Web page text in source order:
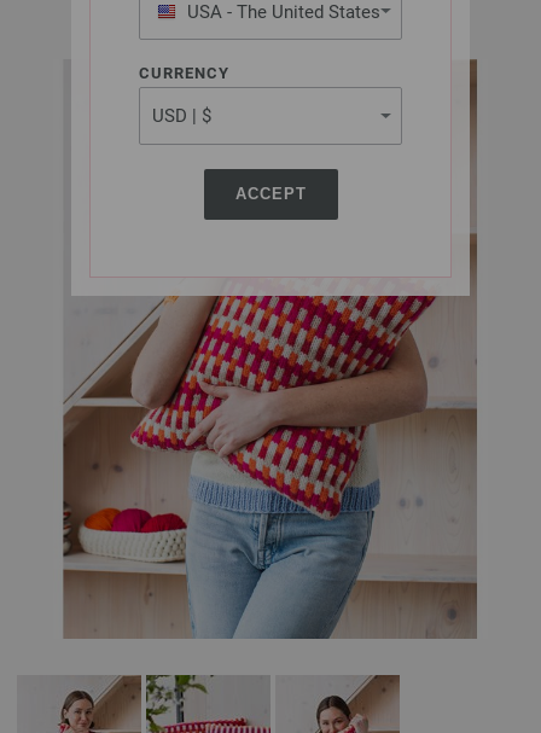
USA - The United States
of America
CURRENCY
ACCEPT